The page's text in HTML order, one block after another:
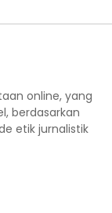
online, yang
berdasarkan
etik jurnalistik